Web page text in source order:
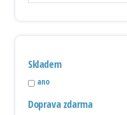
Skladem
ano
Doprava zdarma